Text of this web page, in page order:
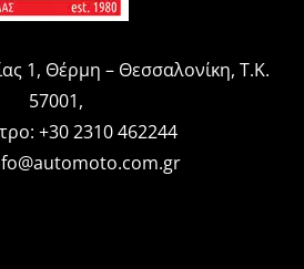
1, Θέρμη – Θεσσαλονίκη, Τ.Κ.
57001,
+30 2310 462244